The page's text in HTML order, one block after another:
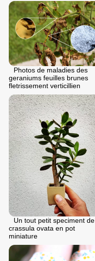
Photos de maladies des
geraniums feuilles brunes
fletrissement verticillien
Un tout petit speciment de
crassula ovata en pot
miniature